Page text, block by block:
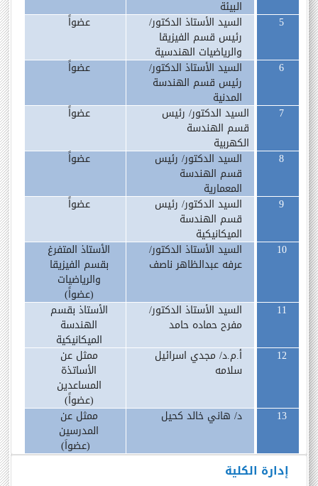
إدارة الكلية
البيئة
5 السيد الأستاذ الدكتور/
رئيس قسم الفيزيقا
والرياضيات الهندسية
عضواً
6 السيد الأستاذ الدكتور/
رئيس قسم الهندسة
المدنية
عضواً
7 السيد الدكتور/ رئيس
قسم الهندسة
الكهربية
عضواً
8 السيد الدكتور/ رئيس
قسم الهندسة
المعمارية
عضواً
9 السيد الدكتور/ رئيس
قسم الهندسة
الميكانيكية
عضواً
10 السيد الأستاذ الدكتور/
عرفه عبدالظاهر ناصف
الأستاذ المتفرغ
بقسم الفيزيقا
والرياضيات
(عضواً)
11
السيد الأستاذ الدكتور/
مفرح حماده حامد
الأستاذ بقسم
الهندسة
الميكانيكية
12
أ.م.د/ مجدي اسرائيل
سلامه
ممثل عن
الأساتذة
المساعدين
(عضواً)
13
د/ هاني خالد كحيل ممثل عن
المدرسين
(عضواَ)